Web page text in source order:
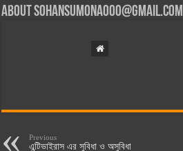
Aboutsohansumona000@gmail.com
Previous
এন্টিভাইরাস এর সুবিধা ও অসুবিধা